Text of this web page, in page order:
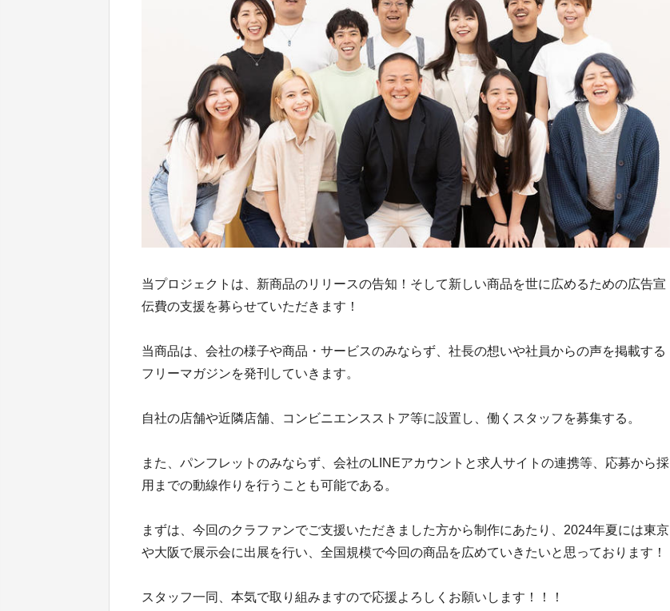
当プロジェクトは、新商品のリリースの告知！そして新しい商品を世に広めるための広告宣
伝費の支援を募らせていただきます！
当商品は、会社の様子や商品・サービスのみならず、社長の想いや社員からの声を掲載する
フリーマガジンを発刊していきます。
自社の店舗や近隣店舗、コンビニエンスストア等に設置し、働くスタッフを募集する。
また、パンフレットのみならず、会社のLINEアカウントと求人サイトの連携等、応募から採
用までの動線作りを行うことも可能である。
まずは、今回のクラファンでご支援いただきました方から制作にあたり、2024年夏には東京
や大阪で展示会に出展を行い、全国規模で今回の商品を広めていきたいと思っております！
スタッフ一同、本気で取り組みますので応援よろしくお願いします！！！